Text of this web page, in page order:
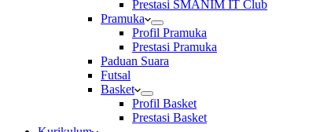
Prestasi SMANIM IT Club
Pramuka
Profil Pramuka
Prestasi Pramuka
Paduan Suara
Futsal
Basket
Profil Basket
Prestasi Basket